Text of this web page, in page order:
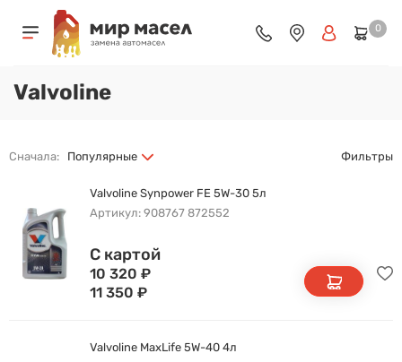
0
Valvoline
Сначала: Популярные Фильтры
Valvoline Synpower FE 5W-30 5л
Артикул: 908767 872552
С картой
10 320 ₽
11 350 ₽
Valvoline MaxLife 5W-40 4л